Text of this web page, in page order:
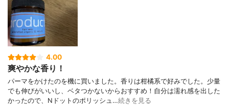
4.00
爽やかな香り！
パーマをかけたのを機に買いました。香りは柑橘系で好みでした。少量
でも伸びがいいし、ベタつかないからおすすめ！自分は濡れ感を出した
かったので、Nドットのポリッシュ…続きを見る